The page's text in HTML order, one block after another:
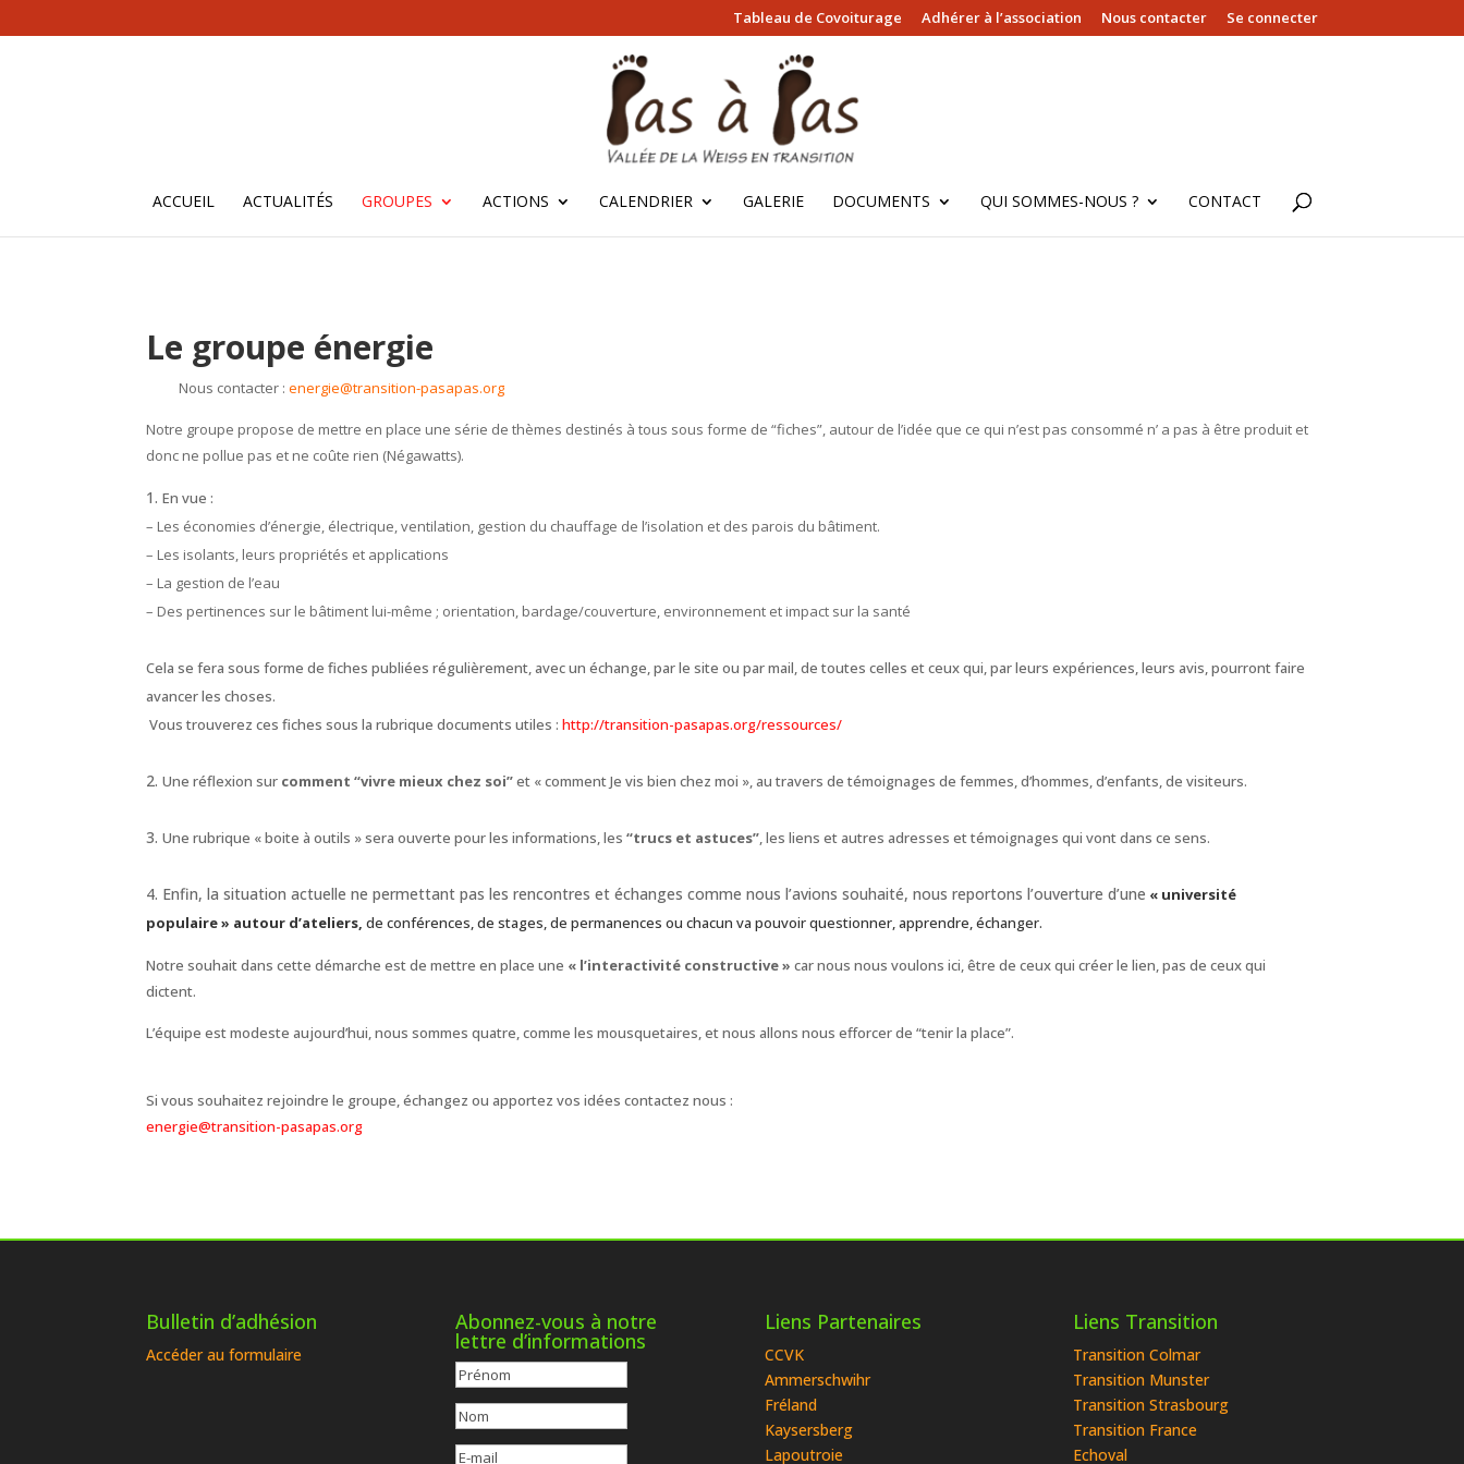
Tableau de Covoiturage Adhérer à l’association Nous contacter Se connecter
ACCUEIL ACTUALITÉS GROUPES ACTIONS CALENDRIER GALERIE DOCUMENTS QUI SOMMES-NOUS ? CONTACT
Le groupe énergie
Nous contacter :energie@transition-pasapas.org
Notre groupe propose de mettre en place une série de thèmes destinés à tous sous forme de “fiches”, autour de l’idée que ce qui n’est pas consommé n’ a pas à être produit et
donc ne pollue pas et ne coûte rien (Négawatts).
En vue :
– Les économies d’énergie, électrique, ventilation, gestion du chauffage de l’isolation et des parois du bâtiment.
– Les isolants, leurs propriétés et applications
– La gestion de l’eau
– Des pertinences sur le bâtiment lui-même ; orientation, bardage/couverture, environnement et impact sur la santé
Cela se fera sous forme de fiches publiées régulièrement, avec un échange, par le site ou par mail, de toutes celles et ceux qui, par leurs expériences, leurs avis, pourront faire
avancer les choses.
Vous trouverez ces fiches sous la rubrique documents utiles :http://transition-pasapas.org/ressources/
Une réflexion sur comment “vivre mieux chez soi”et « comment Je vis bien chez moi », au travers de témoignages de femmes, d’hommes, d’enfants, de visiteurs.
Une rubrique « boite à outils » sera ouverte pour les informations, les “trucs et astuces”, les liens et autres adresses et témoignages qui vont dans ce sens.
Enfin, la situation actuelle ne permettant pas les rencontres et échanges comme nous l’avions souhaité, nous reportons l’ouverture d’une « université
populaire » autour d’ateliers, de conférences, de stages, de permanences ou chacun va pouvoir questionner, apprendre, échanger.
Notre souhait dans cette démarche est de mettre en place une « l’interactivité constructive » car nous nous voulons ici, être de ceux qui créer le lien, pas de ceux qui
dictent.
L’équipe est modeste aujourd’hui, nous sommes quatre, comme les mousquetaires, et nous allons nous efforcer de “tenir la place”.
Si vous souhaitez rejoindre le groupe, échangez ou apportez vos idées contactez nous :
energie@transition-pasapas.org
Bulletin d’adhésion
Accéder au formulaire
Abonnez-vous à notre
lettre d’informations
Liens Partenaires
CCVK
Ammerschwihr
Fréland
Kaysersberg
Lapoutroie
Liens Transition
Transition Colmar
Transition Munster
Transition Strasbourg
Transition France
Echoval